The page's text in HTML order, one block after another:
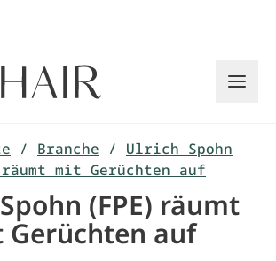
/ Branche / Ulrich Spohn
räumt mit Gerüchten auf
(FPE) räumt
Gerüchten auf